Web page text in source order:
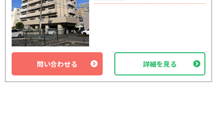
問い合わせる 詳細を見る